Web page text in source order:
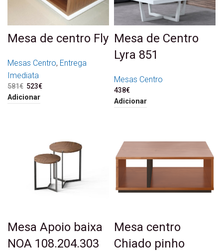
Mesa de centro Fly
Mesas Centro, Entrega
Imediata
581€ O preço original era:
581€.
523€
Adicionar
Mesa de Centro
Lyra 851
Mesas Centro
438€
Adicionar
Mesa Apoio baixa
NOA 108.204.303
Mesa centro
Chiado pinho